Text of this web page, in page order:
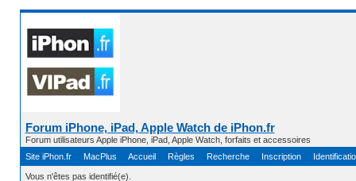
Forum iPhone, iPad, Apple Watch de iPhon.fr
Forum utilisateurs Apple iPhone, iPad, Apple Watch, forfaits et accessoires
Site iPhon.fr
MacPlus Accueil Règles Recherche Inscription
Vous n'êtes pas identifié(e).